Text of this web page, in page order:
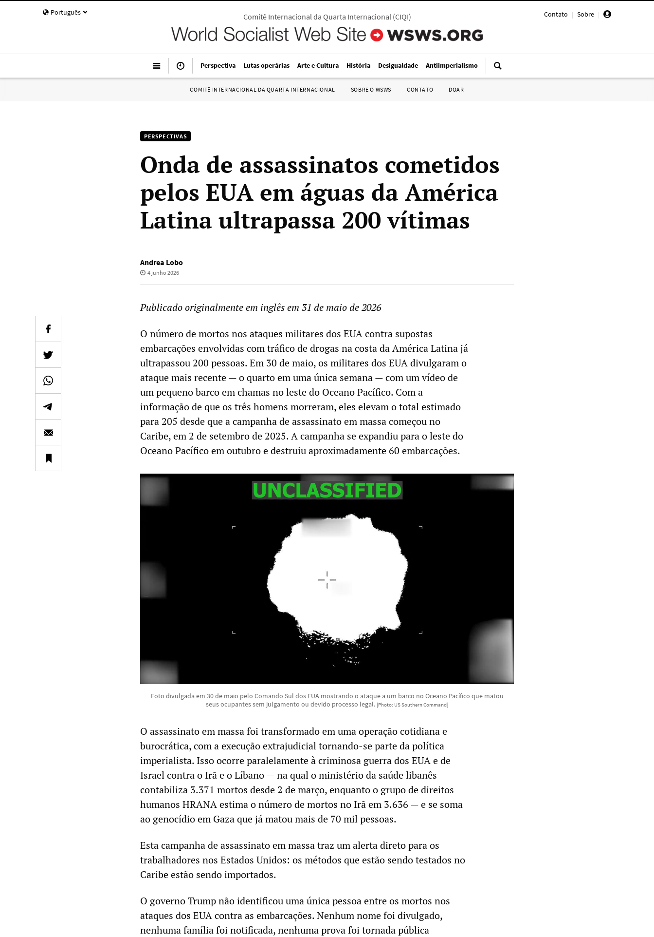
Português Contato | Sobre |
Comitê Internacional da Quarta Internacional(CIQI)
Perspectiva Lutas operárias Arte e Cultura História Desigualdade Antiimperialismo
COMITÊ INTERNACIONAL DA QUARTA INTERNACIONAL SOBRE O WSWS CONTATO DOAR
PERSPECTIVAS
Onda de assassinatos cometidos
pelos EUA em águas da América
Latina ultrapassa 200 vítimas
Andrea Lobo
4 junho 2026
Publicado originalmente em inglês em 31 de maio de 2026
O número de mortos nos ataques militares dos EUA contra supostas
embarcações envolvidas com tráfico de drogas na costa da América Latina já
ultrapassou 200 pessoas. Em 30 de maio, os militares dos EUA divulgaram o
ataque mais recente — o quarto em uma única semana — com um vídeo de
um pequeno barco em chamas no leste do Oceano Pacífico. Com a
informação de que os três homens morreram, eles elevam o total estimado
para 205 desde que a campanha de assassinato em massa começou no
Caribe, em 2 de setembro de 2025. A campanha se expandiu para o leste do
Oceano Pacífico em outubro e destruiu aproximadamente 60 embarcações.
Foto divulgada em 30 de maio pelo Comando Sul dos EUA mostrando o ataque a um barco no Oceano Pacífico que matou
seus ocupantes sem julgamento ou devido processo legal. [Photo: US Southern Command]
O assassinato em massa foi transformado em uma operação cotidiana e
burocrática, com a execução extrajudicial tornando-se parte da política
imperialista. Isso ocorre paralelamente à criminosa guerra dos EUA e de
Israel contra o Irã e o Líbano — na qual o ministério da saúde libanês
contabiliza 3.371 mortos desde 2 de março, enquanto o grupo de direitos
humanos HRANA estima o número de mortos no Irã em 3.636 — e se soma
ao genocídio em Gaza que já matou mais de 70 mil pessoas.
Esta campanha de assassinato em massa traz um alerta direto para os
trabalhadores nos Estados Unidos: os métodos que estão sendo testados no
Caribe estão sendo importados.
O governo Trump não identificou uma única pessoa entre os mortos nos
ataques dos EUA contra as embarcações. Nenhum nome foi divulgado,
nenhuma família foi notificada, nenhuma prova foi tornada pública